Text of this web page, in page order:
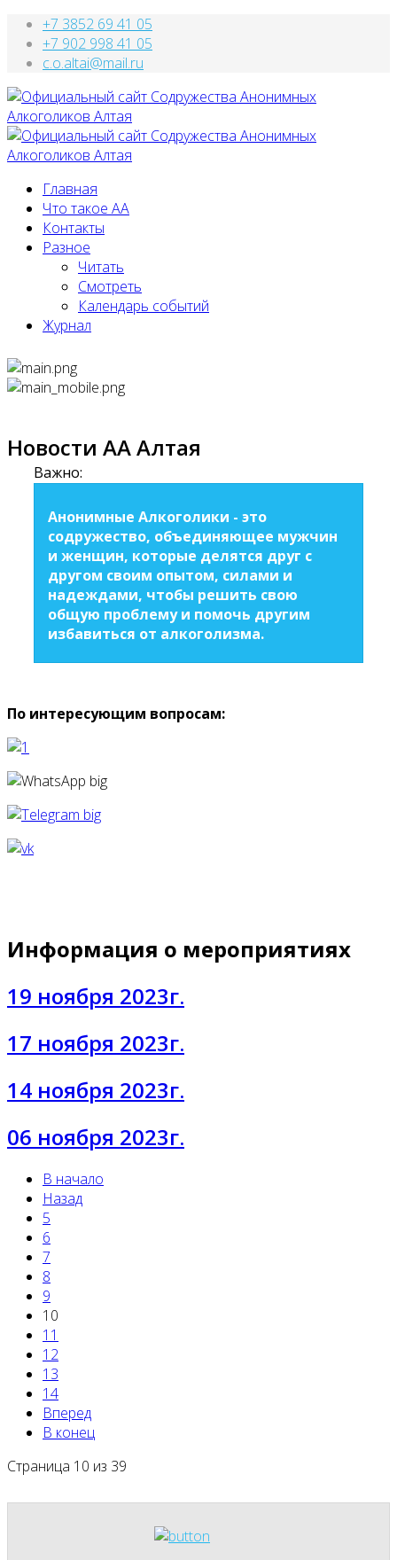
+7 3852 69 41 05
+7 902 998 41 05
c.o.altai@mail.ru
Главная
Что такое АА
Контакты
Разное
Читать
Смотреть
Календарь событий
Журнал
Новости АА Алтая
Важно:
Анонимные Алкоголики - это
содружество, объединяющее мужчин
и женщин, которые делятся друг с
другом своим опытом, силами и
надеждами, чтобы решить свою
общую проблему и помочь другим
избавиться от алкоголизма.
По интересующим вопросам:
Информация о мероприятиях
19 ноября 2023г.
17 ноября 2023г.
14 ноября 2023г.
06 ноября 2023г.
В начало
Назад
5
6
7
8
9
10
11
12
13
14
Вперед
В конец
Страница 10 из 39